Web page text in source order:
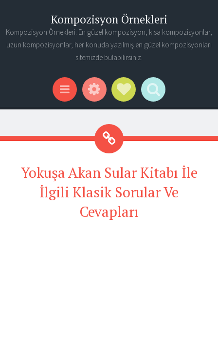
Kompozisyon Örnekleri
Kompozisyon Örnekleri. En güzel kompozisyon, kısa kompozisyonlar,
uzun kompozisyonlar, her konuda yazılmış en güzel kompozisyonları
sitemizde bulabilirsiniz.
Menu WidgetsSocial Links
Search
Yokuşa Akan Sular Kitabı İle
İlgili Klasik Sorular Ve
Cevapları